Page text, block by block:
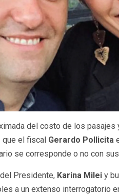
del costo de los
que el fiscal Gerardo Pollicita
se corresponde o no con
Presidente, Karina Mileiy
a un extenso interrogatorio